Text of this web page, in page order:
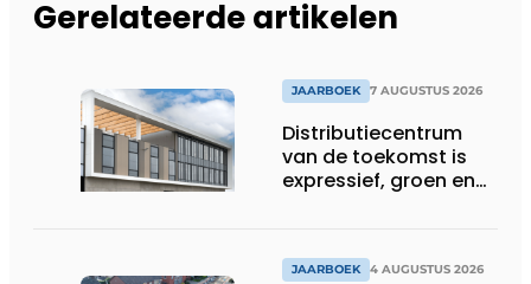
Gerelateerde artikelen
JAARBOEK 7 AUGUSTUS 2026
Distributiecentrum
van de toekomst is
expressief, groen en
JAARBOEK 4 AUGUSTUS 2026